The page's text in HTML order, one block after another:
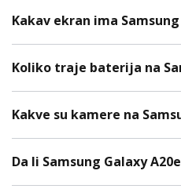
Kakav ekran ima
Koliko traje baterija na
Kakve su kamere na
Da li Samsung Galaxy